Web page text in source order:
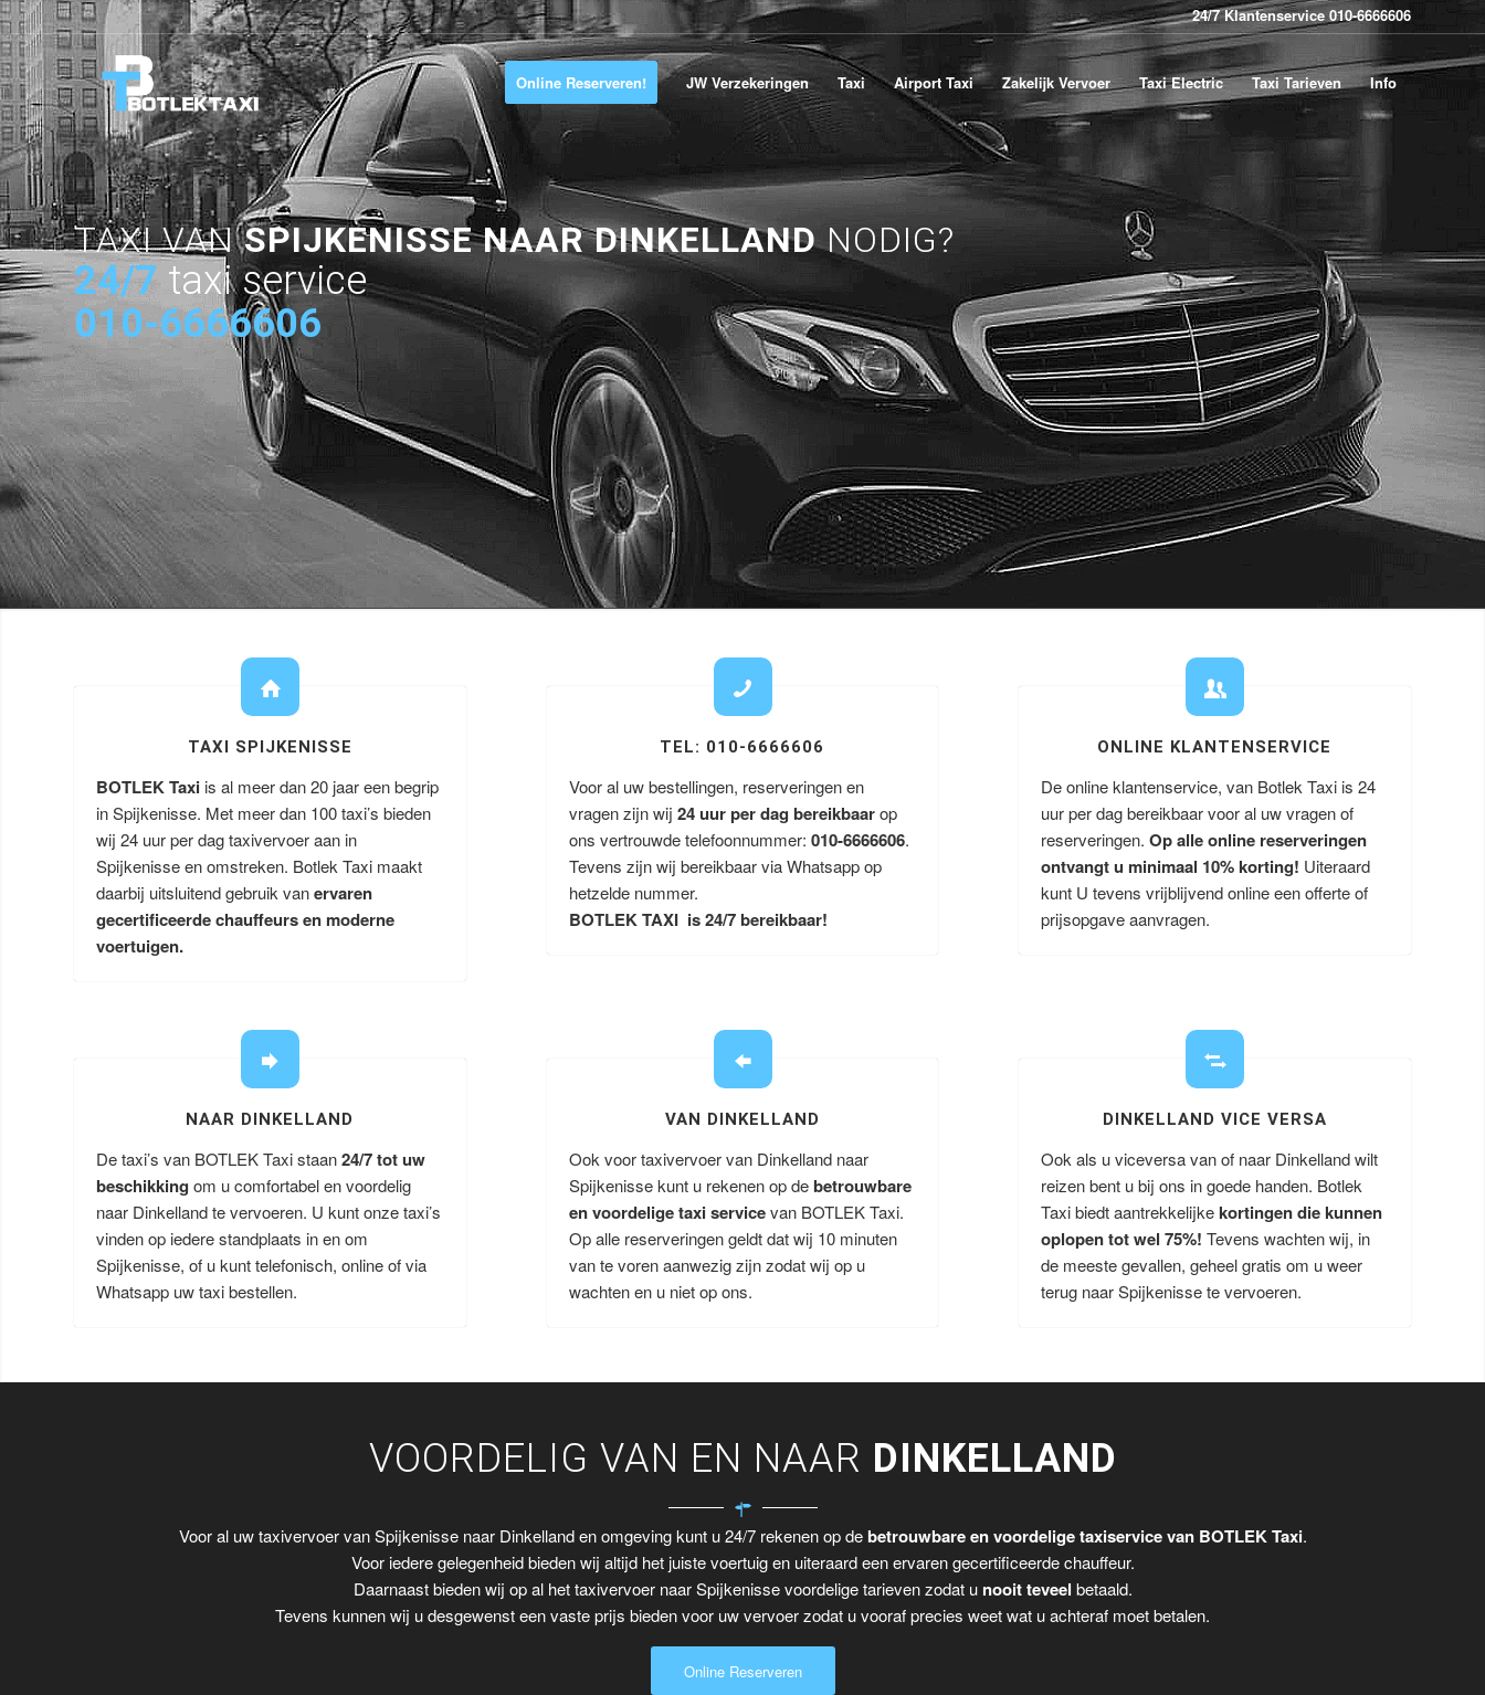
24/7 Klantenservice 010-6666606
Online Reserveren! JW Verzekeringen Taxi Airport Taxi Zakelijk Vervoer Taxi Electric Taxi Tarieven Info
TAXI VANSPIJKENISSE NAAR DINKELLANDNODIG?
24/7 taxi service
010-6666606
TAXI SPIJKENISSE
BOTLEK Taxi is al meer dan 20 jaar een begrip
in Spijkenisse. Met meer dan 100 taxi’s bieden
wij 24 uur per dag taxivervoer aan in
Spijkenisse en omstreken. Botlek Taxi maakt
daarbij uitsluitend gebruik vanervaren
gecertificeerde chauffeurs en moderne
voertuigen.
TEL: 010-6666606
Voor al uw bestellingen, reserveringen en
vragen zijn wij 24 uur per dag bereikbaarop
ons vertrouwde telefoonnummer: 010-6666606.
Tevens zijn wij bereikbaar via Whatsapp op
hetzelde nummer.
BOTLEK TAXI is 24/7 bereikbaar!
ONLINE KLANTENSERVICE
De online klantenservice, van Botlek Taxi is 24
uur per dag bereikbaar voor al uw vragen of
reserveringen.Op alle online reserveringen
ontvangt u minimaal 10% korting! Uiteraard
kunt U tevens vrijblijvend online een offerte of
prijsopgave aanvragen.
NAAR DINKELLAND
De taxi’s van BOTLEK Taxi staan24/7 tot uw
beschikking om u comfortabel en voordelig
naar Dinkelland te vervoeren. U kunt onze taxi’s
vinden op iedere standplaats in en om
Spijkenisse, of u kunt telefonisch, online of via
Whatsapp uw taxi bestellen.
VAN DINKELLAND
Ook voor taxivervoer van Dinkelland naar
Spijkenisse kunt u rekenen op debetrouwbare
en voordelige taxi servicevan BOTLEK Taxi.
Op alle reserveringen geldt dat wij 10 minuten
van te voren aanwezig zijn zodat wij op u
wachten en u niet op ons.
DINKELLAND VICE VERSA
Ook als u viceversa van of naar Dinkelland wilt
reizen bent u bij ons in goede handen. Botlek
Taxi biedt aantrekkelijkekortingen die kunnen
oplopen tot wel 75%!Tevens wachten wij, in
de meeste gevallen, geheel gratis om u weer
terug naar Spijkenisse te vervoeren.
VOORDELIG VAN EN NAAR DINKELLAND
Voor al uw taxivervoer van Spijkenisse naar Dinkelland en omgeving kunt u 24/7 rekenen op debetrouwbare en voordelige taxiservice van BOTLEK Taxi.
Voor iedere gelegenheid bieden wij altijd het juiste voertuig en uiteraard een ervaren gecertificeerde chauffeur.
Daarnaast bieden wij op al het taxivervoer naar Spijkenisse voordelige tarieven zodat u nooit teveel betaald.
Tevens kunnen wij u desgewenst een vaste prijs bieden voor uw vervoer zodat u vooraf precies weet wat u achteraf moet betalen.
Online Reserveren